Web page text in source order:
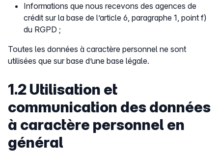
Informations que nous recevons des agences de
crédit sur la base de l’article 6, paragraphe 1, point f)
du RGPD ;
Toutes les données à caractère personnel ne sont
utilisées que sur base d’une base légale.
1.2 Utilisation et
communication des données
à caractère personnel en
général